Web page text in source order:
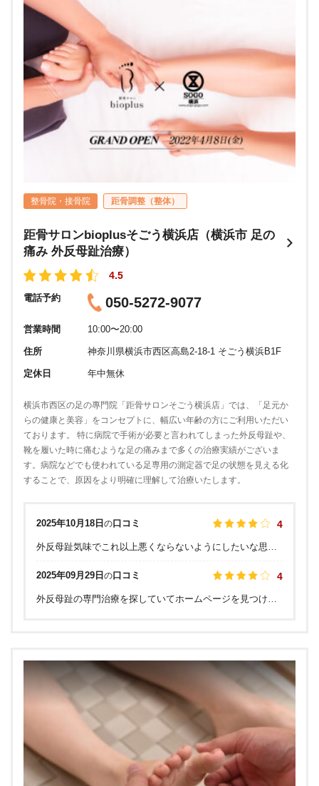
整骨院・接骨院 距骨調整（整体）
距骨サロンbioplusそごう横浜店（横浜市 足の
痛み 外反母趾治療）
4.5
電話予約 050-5272-9077
営業時間 10:00〜20:00
住所 神奈川県横浜市西区高島2-18-1 そごう横浜B1F
定休日 年中無休
横浜市西区の足の專門院「距骨サロンそごう横浜店」では、「足元か
らの健康と美容」をコンセプトに、幅広い年齢の方にご利用いただい
ております。 特に病院で手術が必要と言われてしまった外反母趾や、
靴を履いた時に痛むような足の痛みまで多くの治療実績がございま
す。病院などでも使われている足専用の測定器で足の状態を見える化
することで、原因をより明確に理解して治療いたします。
2025年10月18日 の口コミ 4
2025年09月29日 の口コミ 4